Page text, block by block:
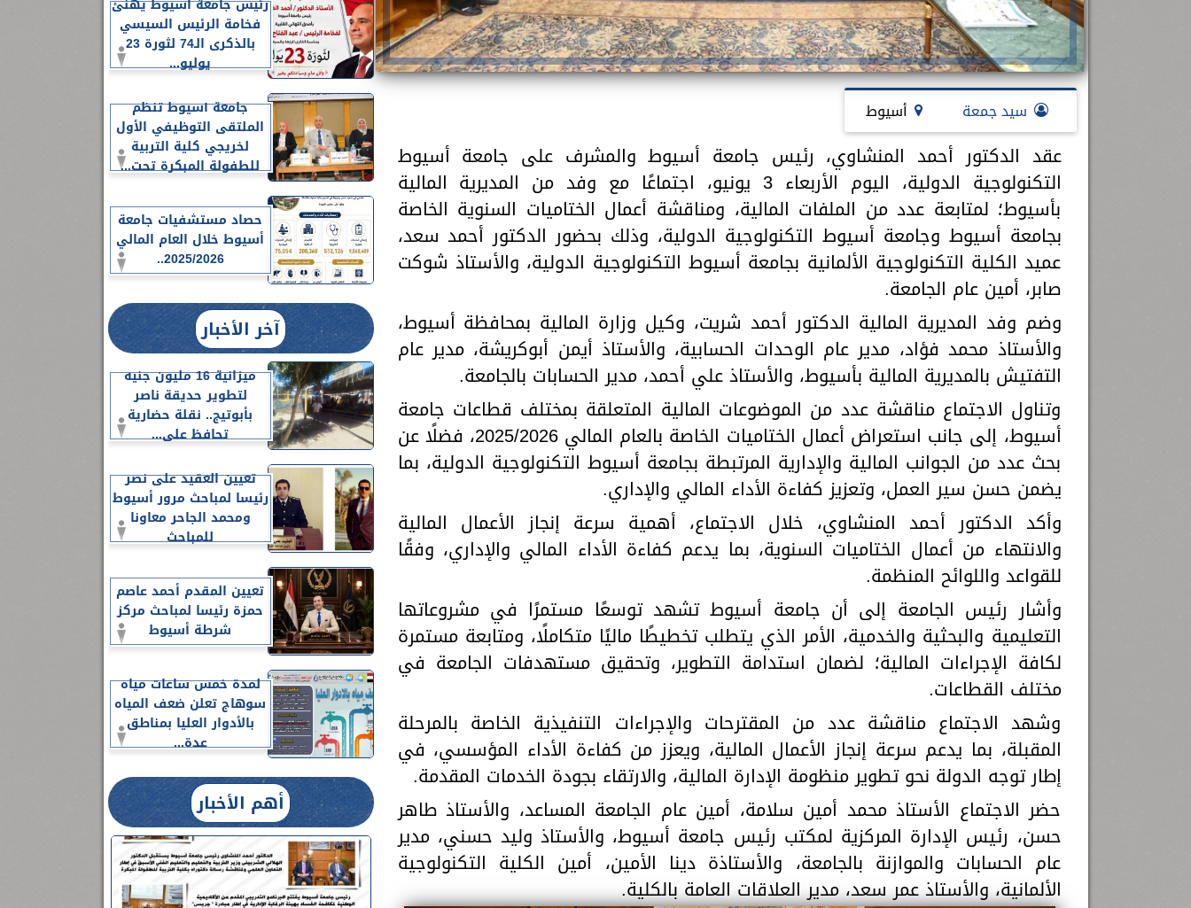
سيد جمعة أسيوط
عقد الدكتور أحمد المنشاوي، رئيس جامعة أسيوط والمشرف على جامعة أسيوط
التكنولوجية الدولية، اليوم الأربعاء 3 يونيو، اجتماعًا مع وفد من المديرية المالية
بأسيوط؛ لمتابعة عدد من الملفات المالية، ومناقشة أعمال الختاميات السنوية الخاصة
بجامعة أسيوط وجامعة أسيوط التكنولوجية الدولية، وذلك بحضور الدكتور أحمد سعد،
عميد الكلية التكنولوجية الألمانية بجامعة أسيوط التكنولوجية الدولية، والأستاذ شوكت
صابر، أمين عام الجامعة.
وضم وفد المديرية المالية الدكتور أحمد شريت، وكيل وزارة المالية بمحافظة أسيوط،
والأستاذ محمد فؤاد، مدير عام الوحدات الحسابية، والأستاذ أيمن أبوكريشة، مدير عام
التفتيش بالمديرية المالية بأسيوط، والأستاذ علي أحمد، مدير الحسابات بالجامعة.
وتناول الاجتماع مناقشة عدد من الموضوعات المالية المتعلقة بمختلف قطاعات جامعة
أسيوط، إلى جانب استعراض أعمال الختاميات الخاصة بالعام المالي 2025/2026، فضلًا عن
بحث عدد من الجوانب المالية والإدارية المرتبطة بجامعة أسيوط التكنولوجية الدولية، بما
يضمن حسن سير العمل، وتعزيز كفاءة الأداء المالي والإداري.
وأكد الدكتور أحمد المنشاوي، خلال الاجتماع، أهمية سرعة إنجاز الأعمال المالية
والانتهاء من أعمال الختاميات السنوية، بما يدعم كفاءة الأداء المالي والإداري، وفقًا
للقواعد واللوائح المنظمة.
وأشار رئيس الجامعة إلى أن جامعة أسيوط تشهد توسعًا مستمرًا في مشروعاتها
التعليمية والبحثية والخدمية، الأمر الذي يتطلب تخطيطًا ماليًا متكاملًا، ومتابعة مستمرة
لكافة الإجراءات المالية؛ لضمان استدامة التطوير، وتحقيق مستهدفات الجامعة في
مختلف القطاعات.
وشهد الاجتماع مناقشة عدد من المقترحات والإجراءات التنفيذية الخاصة بالمرحلة
المقبلة، بما يدعم سرعة إنجاز الأعمال المالية، ويعزز من كفاءة الأداء المؤسسي، في
إطار توجه الدولة نحو تطوير منظومة الإدارة المالية، والارتقاء بجودة الخدمات المقدمة.
حضر الاجتماع الأستاذ محمد أمين سلامة، أمين عام الجامعة المساعد، والأستاذ طاهر
حسن، رئيس الإدارة المركزية لمكتب رئيس جامعة أسيوط، والأستاذ وليد حسني، مدير
عام الحسابات والموازنة بالجامعة، والأستاذة دينا الأمين، أمين الكلية التكنولوجية
الألمانية، والأستاذ عمر سعد، مدير العلاقات العامة بالكلية.
رئيس جامعة أسيوط يهنئ
فخامة الرئيس السيسي
بالذكرى الـ74 لثورة 23
يوليو...
جامعة أسيوط تنظم
الملتقى التوظيفي الأول
لخريجي كلية التربية
للطفولة المبكرة تحت...
حصاد مستشفيات جامعة
أسيوط خلال العام المالي
2025/2026..
آخر الأخبار
ميزانية 16 مليون جنيه
لتطوير حديقة ناصر
بأبوتيج.. نقلة حضارية
تحافظ على...
تعيين العقيد على نصر
رئيسا لمباحث مرور أسيوط
ومحمد الجاحر معاونا
للمباحث
تعيين المقدم أحمد عاصم
حمزة رئيسا لمباحث مركز
شرطة أسيوط
لمدة خمس ساعات مياه
سوهاج تعلن ضعف المياه
بالأدوار العليا بمناطق
عدة...
أهم الأخبار